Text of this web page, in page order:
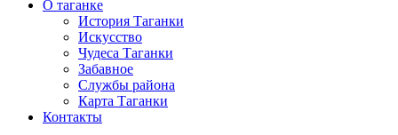
О таганке
История Таганки
Искусство
Чудеса Таганки
Забавное
Службы района
Карта Таганки
Контакты